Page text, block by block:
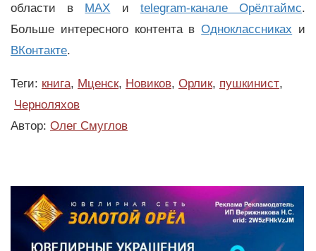
области в MAX и telegram-канале Орёлтаймс.
Больше интересного контента вОдноклассниках и
ВКонтакте.
Теги: книга, Мценск, Новиков, Орлик, пушкинист,
Черноляхов
Автор: Олег Смуглов